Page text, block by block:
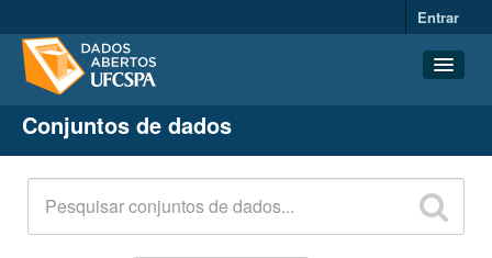
Entrar
Conjuntos de dados
Organizações
Grupos
Sobre
Conjuntos de dados